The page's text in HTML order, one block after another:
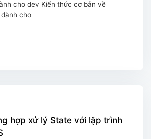
cho dev Kiến thức cơ bản về
cho
hợp xử lý State với lập trình